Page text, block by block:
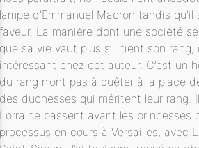
lampe d’Emmanuel Macron tandis
faveur. La manière dont une société
que sa vie vaut plus s’il tient son
intéressant chez cet auteur. C’est un
du rang n’ont pas à quêter à la place
des duchesses qui méritent leur
Lorraine passent avant les
processus en cours à Versailles, avec